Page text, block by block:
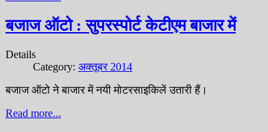
बजाज ऑटो : सुपरस्पोर्ट केटीएम बाजार में
Details
Category: अक्तूबर 2014
बजाज ऑटो ने बाजार में नयी मोटरसाइकिलें उतारी हैं।
Read more...